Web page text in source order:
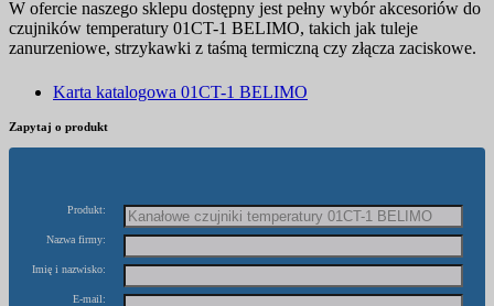
W ofercie naszego sklepu dostępny jest pełny wybór akcesoriów do
czujników temperatury 01CT-1 BELIMO, takich jak tuleje
zanurzeniowe, strzykawki z taśmą termiczną czy złącza zaciskowe.
Karta katalogowa 01CT-1 BELIMO
Zapytaj o produkt
Produkt:
Nazwa firmy:
Imię i nazwisko:
E-mail: